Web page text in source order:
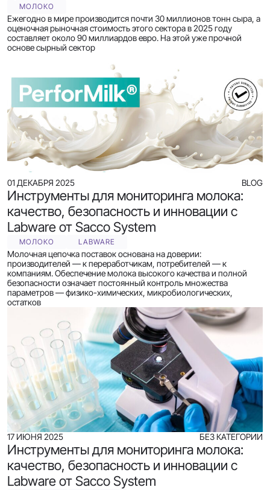
МОЛОКО
Ежегодно в мире производится почти 30 миллионов тонн сыра, а
оценочная рыночная стоимость этого сектора в 2025 году
составляет около 90 миллиардов евро. На этой уже прочной
основе сырный сектор
01 ДЕКАБРЯ 2025 BLOG
Инструменты для мониторинга молока:
качество, безопасность и инновации с
Labware от Sacco System
МОЛОКО LABWARE
Молочная цепочка поставок основана на доверии:
производителей — к переработчикам, потребителей — к
компаниям. Обеспечение молока высокого качества и полной
безопасности означает постоянный контроль множества
параметров — физико-химических, микробиологических,
остатков
17 ИЮНЯ 2025 БЕЗ КАТЕГОРИИ
Инструменты для мониторинга молока:
качество, безопасность и инновации с
Labware от Sacco System